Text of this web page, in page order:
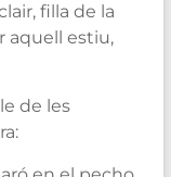
filla de la
aquell estiu,
de les